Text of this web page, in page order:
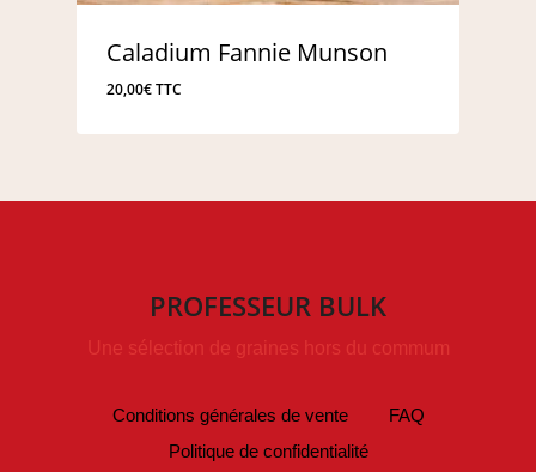
Caladium Fannie Munson
20,00€TTC
PROFESSEUR BULK
Une sélection de graines hors du commum
Conditions générales de vente
FAQ
Politique de confidentialité